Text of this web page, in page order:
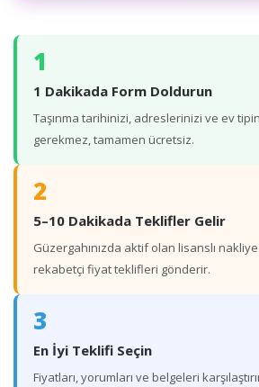
1
1 Dakikada Form Doldurun
Taşınma tarihinizi, adreslerinizi ve ev
gerekmez, tamamen ücretsiz.
2
5–10 Dakikada Teklifler Gelir
Güzergahınızda aktif olan lisanslı
rekabetçi fiyat teklifleri gönderir.
3
En İyi Teklifi Seçin
Fiyatları, yorumları ve belgeleri